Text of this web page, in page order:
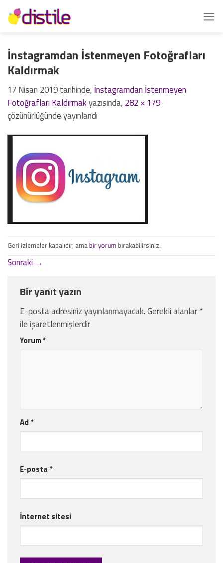
İçeriğe
atla
İnstagramdan İstenmeyen Fotoğrafları
Kaldırmak
17 Nisan 2019tarihinde, İnstagramdan İstenmeyen
Fotoğrafları Kaldırmakyazısında, 282 × 179
çözünürlüğünde yayınlandı
Geri izlemeler kapalıdır, amabir yorum bırakabilirsiniz.
Sonraki →
Bir yanıt yazın
E-posta adresiniz yayınlanmayacak.Gerekli alanlar*
ile işaretlenmişlerdir
Yorum *
Ad *
E-posta *
İnternet sitesi